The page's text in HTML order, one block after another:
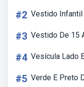
#2 Vestido Infantil
#3 Vestido De 15
#4 Vesícula Lado
#5 Verde E Preto